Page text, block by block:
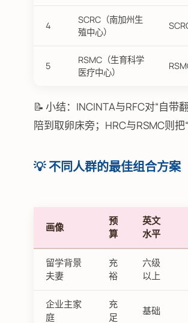
4
SCRC（南加州生
殖中心）
5
RSMC（生育科学
医疗中心）
📝 小结：INCINTA与RFC对“自
陪到取卵床旁；HRC与RSMC则
💡 不同人群的最佳组合方案
画像
预
算
英文
水平
留学背景
夫妻
充
裕
六级
以上
企业主家
庭
充
足
基础